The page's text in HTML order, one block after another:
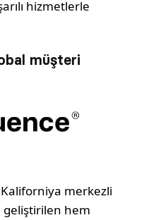
hizmetlerle
müşteri
Kaliforniya merkezli
geliştirilen hem